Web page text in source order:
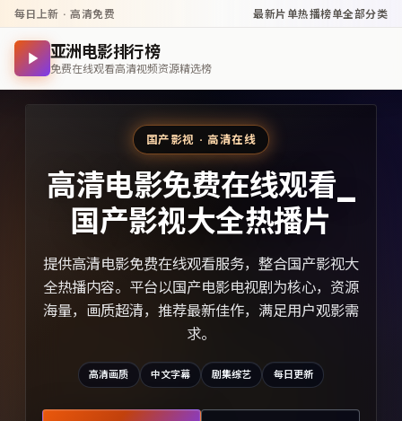
每日上新 · 高清免费 最新片单热播榜单全部分类
亚洲电影排行榜
免费在线观看高清视频资源精选榜
国产影视 · 高清在线
高清电影免费在线观看_
国产影视大全热播片
提供高清电影免费在线观看服务，整合国产影视大
全热播内容。平台以国产电影电视剧为核心，资源
海量，画质超清，推荐最新佳作，满足用户观影需
求。
高清画质 中文字幕 剧集综艺 每日更新